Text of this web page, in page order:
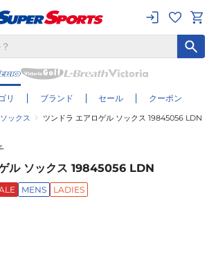
リ ブランド セール クーポン
ックス ツンドラ エアロゲル ソックス 19845056 LDN
ル ソックス 19845056 LDN
MENS LADIES